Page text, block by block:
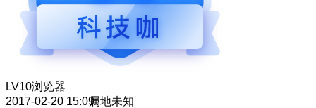
LV10浏览器
2017-02-20 15:09属地未知